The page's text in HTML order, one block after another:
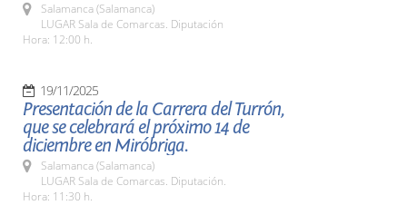
Salamanca (Salamanca)
LUGAR Sala de Comarcas. Diputación
Hora: 12:00 h.
19/11/2025
Presentación de la Carrera del Turrón,
que se celebrará el próximo 14 de
diciembre en Miróbriga.
Salamanca (Salamanca)
LUGAR Sala de Comarcas. Diputación.
Hora: 11:30 h.